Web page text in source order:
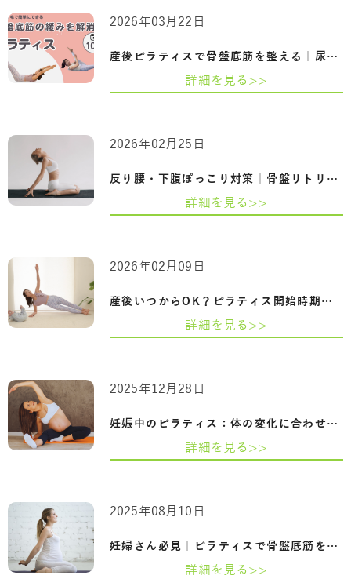
産後ピラティスで骨盤底筋を整える｜尿も…
2026年03月22日
詳細を見る>>
反り腰・下腹ぽっこり対策｜骨盤リトリー…
2026年02月25日
詳細を見る>>
産後いつからOK？ピラティス開始時期と骨…
2026年02月09日
詳細を見る>>
妊娠中のピラティス：体の変化に合わせた…
2025年12月28日
詳細を見る>>
妊婦さん必見｜ピラティスで骨盤底筋を鍛…
2025年08月10日
詳細を見る>>